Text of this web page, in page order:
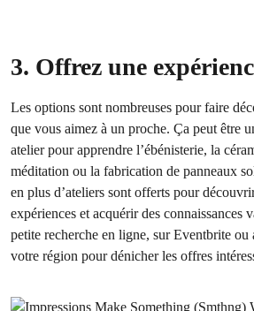
3. Offrez une
Les options sont nombreuses pour faire
que vous aimez à un proche. Ça peut être
atelier pour apprendre l’ébénisterie, la
méditation ou la fabrication de panneaux
en plus d’ateliers sont offerts pour
expériences et acquérir des connaissances
petite recherche en ligne, sur Eventbrite ou
votre région pour dénicher les offres